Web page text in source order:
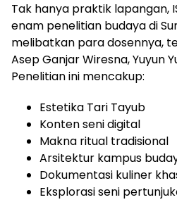
Tak hanya praktik lapangan,
enam penelitian budaya di
melibatkan para dosennya,
Asep Ganjar Wiresna, Yuyun
Penelitian ini mencakup:
Estetika Tari Tayub
Konten seni digital
Makna ritual tradisional
Arsitektur kampus
Dokumentasi kuliner
Eksplorasi seni